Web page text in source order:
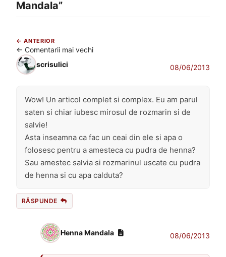
Mandala”
Navigare
în
comentarii
← Comentarii mai vechi
scrisulici
08/06/2013
Wow! Un articol complet si complex. Eu am parul
saten si chiar iubesc mirosul de rozmarin si de
salvie!
Asta inseamna ca fac un ceai din ele si apa o
folosesc pentru a amesteca cu pudra de henna?
Sau amestec salvia si rozmarinul uscate cu pudra
de henna si cu apa calduta?
RĂSPUNDE
Henna Mandala 08/06/2013